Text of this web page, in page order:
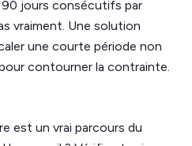
jours consécutifs par
vraiment. Une solution
une courte période non
contourner la contrainte.
est un vrai parcours du